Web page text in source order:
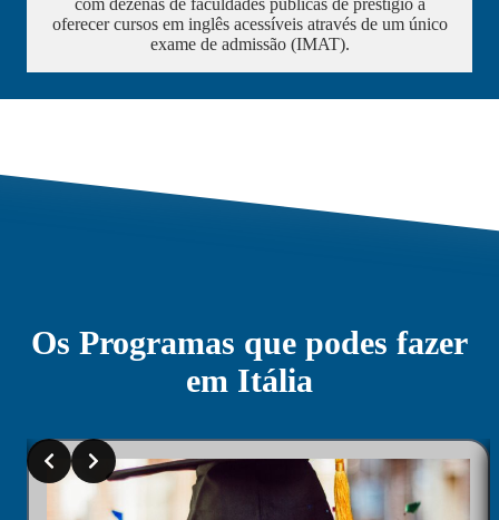
com dezenas de faculdades públicas de prestígio a
oferecer cursos em inglês acessíveis através de um único
exame de admissão (IMAT).
Os Programas que podes fazer
em Itália